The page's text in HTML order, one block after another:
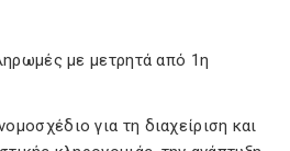
με μετρητά από 1η
για τη διαχείριση και